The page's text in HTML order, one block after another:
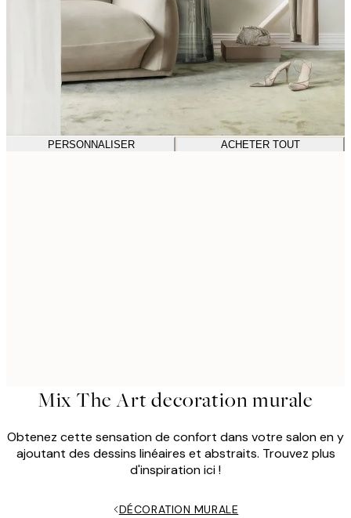
PERSONNALISER ACHETER TOUT
Mix The Art decoration murale
Obtenez cette sensation de confort dans votre salon en y
ajoutant des dessins linéaires et abstraits. Trouvez plus
d'inspiration ici !
DÉCORATION MURALE